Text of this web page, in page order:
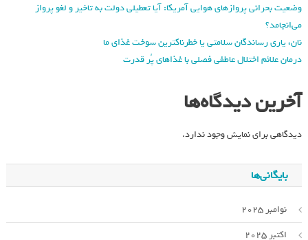
وضعیت بحرانی پروازهای هوایی آمریکا: آیا تعطیلی دولت به تاخیر و لغو پرواز
می‌انجامد؟
نان، یاری رساندگان سلامتی یا خطرناکترین سوخت غذای ما
درمان علائم اختلال عاطفی فصلی با غذاهای پُر قدرت
آخرین دیدگاه‌ها
دیدگاهی برای نمایش وجود ندارد.
بایگانی‌ها
نوامبر 2025
اکتبر 2025